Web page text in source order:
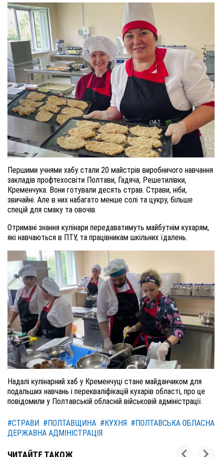
Першими учнями хабу стали 20 майстрів виробничого навчання
закладів профтехосвіти Полтави, Гадяча, Решетилівки,
Кременчука. Вони готували десять страв. Страви, ніби,
звичайні. Але в них набагато менше солі та цукру, більше
спецій для смаку та овочів.
Отримані знання кулінари передаватимуть майбутнім кухарям,
які навчаються в ПТУ, та працівникам шкільних їдалень.
Надалі кулінарний хаб у Кременчуці стане майданчиком для
подальших навчань і перекваліфікацій кухарів області, про це
повідомили у Полтавській обласній військовій адміністрації.
#СТРАВИ #ПОЛТАВЩИНА #КУХНЯ #ПОЛТАВСЬКА ОБЛАСНА
ДЕРЖАВНА АДМІНІСТРАЦІЯ